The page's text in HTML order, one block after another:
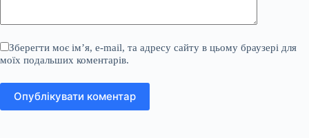
Зберегти моє ім’я, e-mail, та адресу сайту в цьому браузері для
моїх подальших коментарів.
Опублікувати коментар